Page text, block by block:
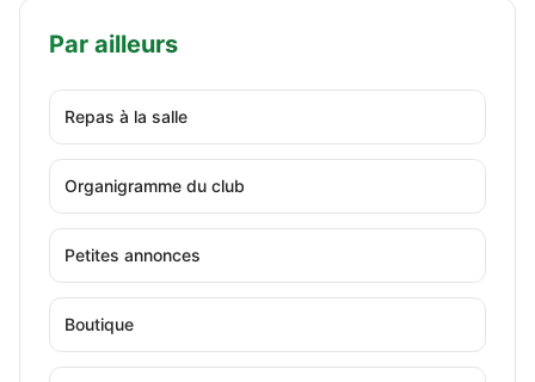
Par ailleurs
Repas à la salle
Organigramme du club
Petites annonces
Boutique